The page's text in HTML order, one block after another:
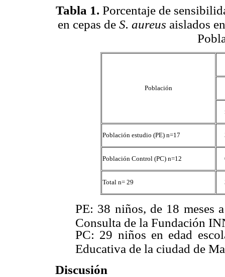
Tabla 1. Porcentaje de
en cepas de S. aureus aislados
Población
Población estudio (PE) n=17
Población Control (PC) n=12
Total n= 29
PE: 38 niños, de 18 meses
Consulta de la Fundación
PC: 29 niños en edad
Educativa de la ciudad de
Discusión